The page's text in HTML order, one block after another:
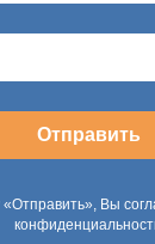
Отправить
Вы